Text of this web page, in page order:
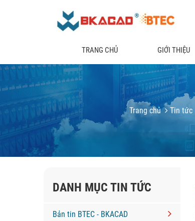
TRANG CHỦ GIỚI THIỆU
Trang chủ Tin tức
DANH MỤC TIN TỨC
Bản tin BTEC - BKACAD